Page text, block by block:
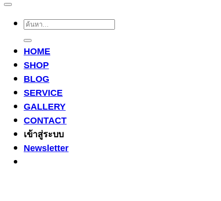
ค้นหา:
HOME
SHOP
BLOG
SERVICE
GALLERY
CONTACT
เข้าสู่ระบบ
Newsletter